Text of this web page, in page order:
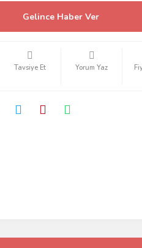
Gelince Haber Ver
Tavsiye Et Yorum Yaz